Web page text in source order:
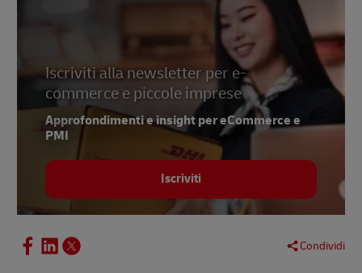
Iscriviti alla newsletter per e-
commerce e piccole imprese
Approfondimenti e insight per eCommerce e
PMI
Iscriviti
Condividi